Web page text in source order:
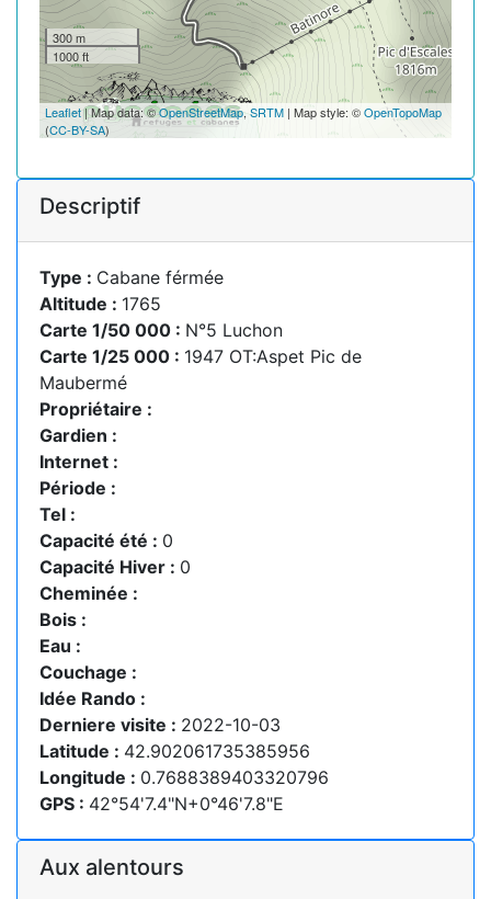
300 m
1000 ft
Leaflet| Map data: ©OpenStreetMap, SRTM | Map style: ©OpenTopoMap
(CC-BY-SA)
Descriptif
Type : Cabane férmée
Altitude : 1765
Carte 1/50 000 : N°5 Luchon
Carte 1/25 000 : 1947 OT:Aspet Pic de
Maubermé
Propriétaire :
Gardien :
Internet :
Période :
Tel :
Capacité été : 0
Capacité Hiver : 0
Cheminée :
Bois :
Eau :
Couchage :
Idée Rando :
Derniere visite : 2022-10-03
Latitude : 42.902061735385956
Longitude : 0.7688389403320796
GPS : 42°54'7.4"N+0°46'7.8"E
Aux alentours